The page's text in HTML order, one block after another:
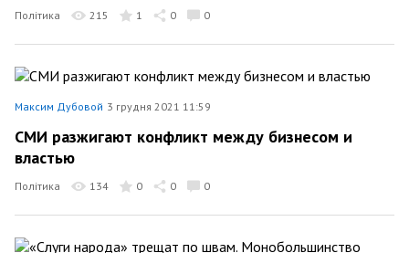
Політика 215 1 0 0
Максим Дубовой 3 грудня 2021 11:59
СМИ разжигают конфликт между бизнесом и
властью
Політика 134 0 0 0